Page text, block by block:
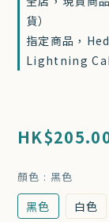
貨）
指定商品，
Lightning
顏色 : 黑色
黑色 白色